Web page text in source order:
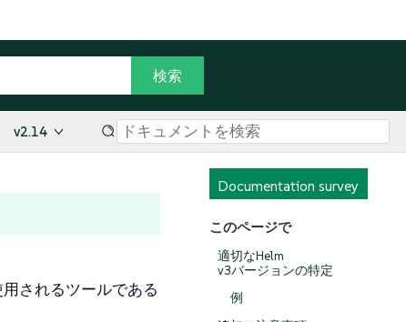
v2.14
Documentation survey
このページで
適切なHelm
v3バージョンの特定
例
されるツールである